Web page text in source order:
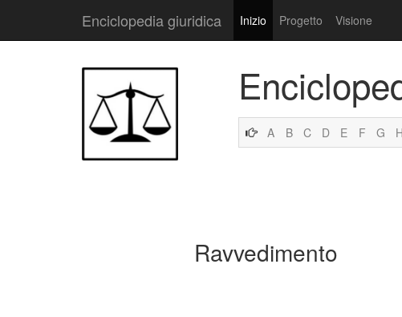
Enciclopedia giuridica Inizio Progetto Visione
A B C D E F G H
Ravvedimento